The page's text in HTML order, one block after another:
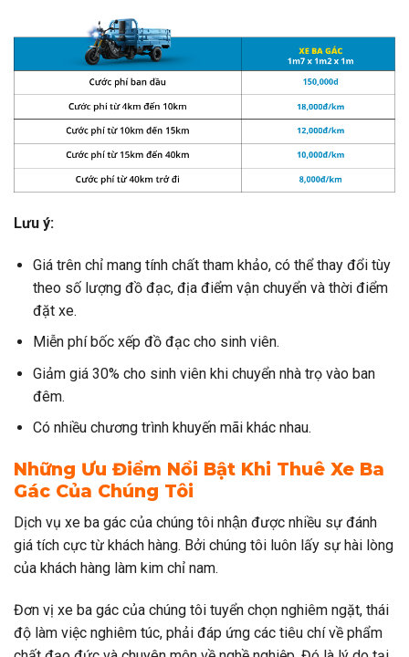
Lưu ý:
Giá trên chỉ mang tính chất tham khảo, có thể thay đổi tùy
theo số lượng đồ đạc, địa điểm vận chuyển và thời điểm
đặt xe.
Miễn phí bốc xếp đồ đạc cho sinh viên.
Giảm giá 30% cho sinh viên khi chuyển nhà trọ vào ban
đêm.
Có nhiều chương trình khuyến mãi khác nhau.
Những Ưu Điểm Nổi Bật Khi Thuê Xe Ba
Gác Của Chúng Tôi
Dịch vụ xe ba gác của chúng tôi nhận được nhiều sự đánh
giá tích cực từ khách hàng. Bởi chúng tôi luôn lấy sự hài lòng
của khách hàng làm kim chỉ nam.
Đơn vị xe ba gác của chúng tôi tuyển chọn nghiêm ngặt, thái
độ làm việc nghiêm túc, phải đáp ứng các tiêu chí về phẩm